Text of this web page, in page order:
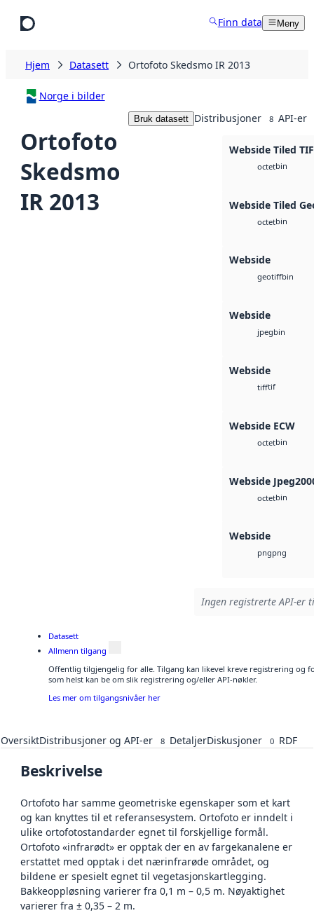
Finn data Meny
Hjem Datasett Ortofoto Skedsmo IR 2013
Norge i bilder
Ortofoto
Skedsmo
IR 2013
Bruk datasett Distribusjoner 8 API-er
Webside Tiled
octetbin
Webside Tiled
octetbin
Webside
geotiffbin
Webside
jpegbin
Webside
tifftif
Webside ECW
octetbin
Webside
octetbin
Webside
pngpng
Ingen registrerte API-er
Datasett
Allmenn tilgang
Offentlig tilgjengelig for alle. Tilgang kan likevel kreve registrering og
som helst kan be om slik registrering og/eller API-nøkler.
Les mer om tilgangsnivåer her
OversiktDistribusjoner og API-er 8 DetaljerDiskusjoner 0 RDF
Beskrivelse
Ortofoto har samme geometriske egenskaper som et kart
og kan knyttes til et referansesystem. Ortofoto er inndelt i
ulike ortofotostandarder egnet til forskjellige formål.
Ortofoto «infrarødt» er opptak der en av fargekanalene er
erstattet med opptak i det nærinfrarøde området, og
bildene er spesielt egnet til vegetasjonskartlegging.
Bakkeoppløsning varierer fra 0,1 m – 0,5 m. Nøyaktighet
varierer fra ± 0,35 – 2 m.